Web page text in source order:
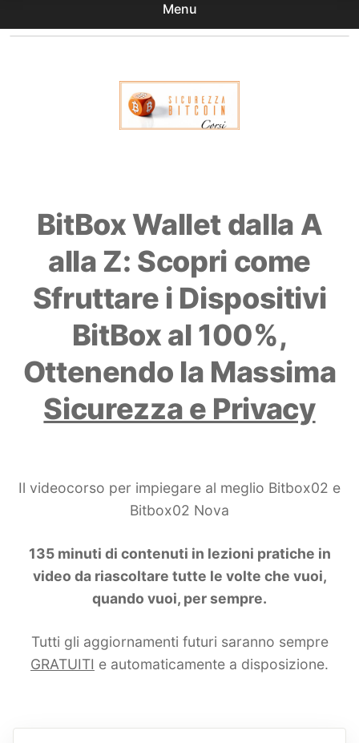
Menu
BitBox Wallet dalla A
alla Z: Scopri come
Sfruttare i Dispositivi
BitBox al 100%,
Ottenendo la Massima
Sicurezza e Privacy
Il videocorso per impiegare al meglio Bitbox02 e
Bitbox02 Nova
135 minuti di contenuti in lezioni pratiche in
video da riascoltare tutte le volte che vuoi,
quando vuoi, per sempre.
Tutti gli aggiornamenti futuri saranno sempre
GRATUITI e automaticamente a disposizione.